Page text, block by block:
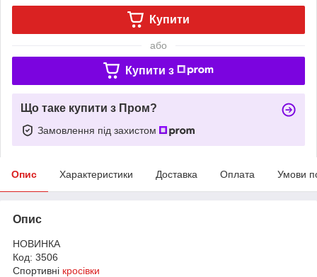
Купити
або
Купити з
Що таке купити з Пром?
Замовлення під захистом
Опис Характеристики Доставка Оплата Умови
Опис
НОВИНКА
Код: 3506
Спортивні кросівки